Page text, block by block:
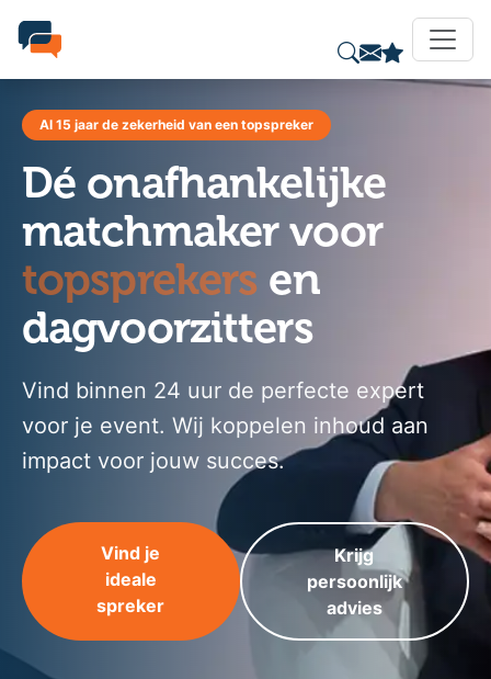
Al 15 jaar de zekerheid van een topspreker
Dé onafhankelijke
matchmaker voor
topsprekers en
dagvoorzitters
Vind binnen 24 uur de perfecte expert
voor je event. Wij koppelen inhoud aan
impact voor jouw succes.
Vind je
ideale
spreker
Krijg
persoonlijk
advies